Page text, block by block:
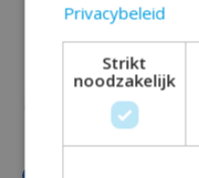
Privacybeleid
Strikt
noodzakelijk